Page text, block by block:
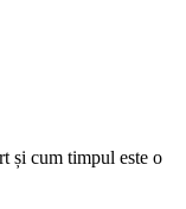
și cum timpul este o